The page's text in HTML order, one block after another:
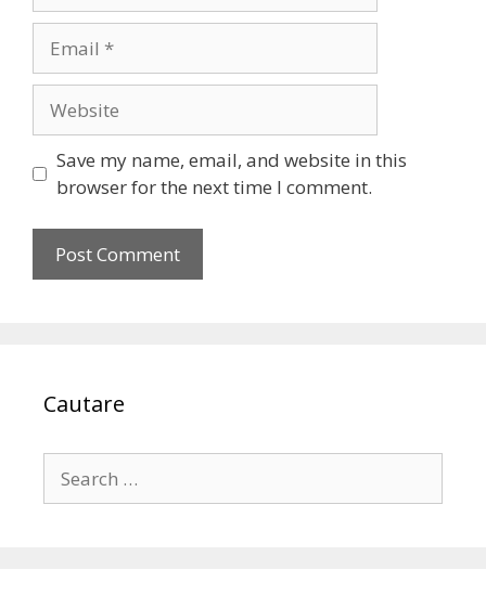
Save my name, email, and website in this
browser for the next time I comment.
Cautare
for: